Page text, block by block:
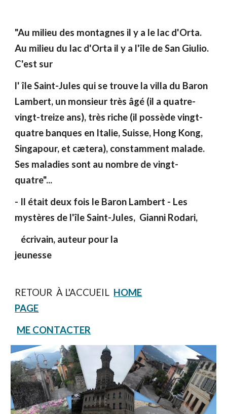
"Au milieu des montagnes il y a le lac d'Orta.
Au milieu du lac d'Orta il y a l'île de San Giulio.
C'est sur
l' île Saint-Jules qui se trouve la villa du Baron
Lambert, un monsieur très âgé (il a quatre-
vingt-treize ans), très riche (il possède vingt-
quatre banques en Italie, Suisse, Hong Kong,
Singapour, et cætera), constamment malade.
Ses maladies sont au nombre de vingt-
quatre"...
- Il était deux fois le Baron Lambert - Les
mystères de l'île Saint-Jules, Gianni Rodari,
écrivain, auteur pour la
jeunesse
RETOUR À L'ACCUEIL HOME
PAGE
ME CONTACTER